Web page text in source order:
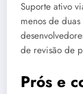
Suporte ativo
menos de
de revisão de
Prós e